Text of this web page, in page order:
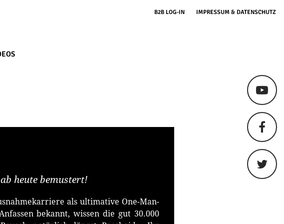
B2B LOG-IN IMPRESSUM & DATENSCHUTZ
heute bemustert!
als ultimative One-Man-
bekannt, wissen die gut 30.000